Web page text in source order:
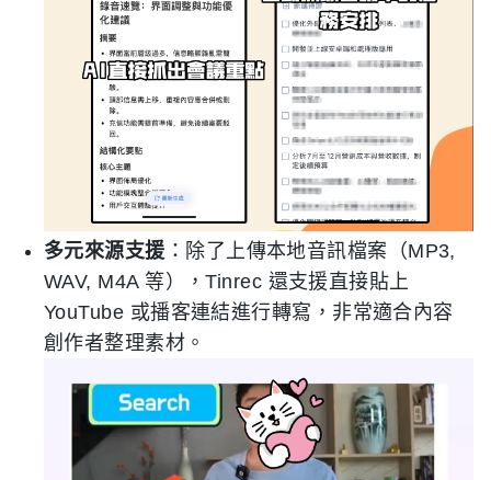
多元來源支援 ：除了上傳本地音訊檔案（MP3,
WAV, M4A 等），Tinrec 還支援直接貼上
YouTube 或播客連結進行轉寫，非常適合內容
創作者整理素材。